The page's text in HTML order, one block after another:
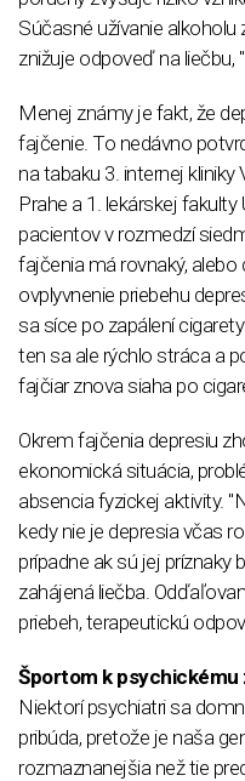
Súčasné užívanie
znižuje odpoveď na liečbu,
Menej známy je fakt, že
fajčenie. To nedávno
na tabaku 3. internej
Prahe a 1. lekárskej
pacientov v rozmedzí
fajčenia má rovnaký,
ovplyvnenie priebehu
sa síce po zapálení
ten sa ale rýchlo stráca a
fajčiar znova siaha po
Okrem fajčenia depresiu
ekonomická situácia,
absencia fyzickej aktivity.
kedy nie je depresia včas
prípadne ak sú jej príznaky
zahájená liečba.
priebeh, terapeutickú
Športom k psychickému
Niektorí psychiatri sa
pribúda, pretože je naša
rozmaznanejšia než tie